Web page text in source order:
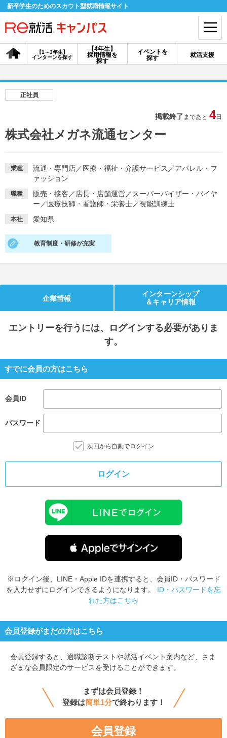
新卒学生のためのスカウト型就職情報サイト
【4年生】
採用情報を
探す
【1～3年生】
インターンを探す
イベントを
探す
就活支援
会員登録 ログイン
就活ノウハウ・サポート
就活支援
適職診断
あなたに合う仕事を診断！
就活チャンネル
動画で対策講座をチェック
正社員
掲載終了 まであと 4日
株式会社メガネ流通センター
業種 流通・専門店／ 医療・福祉・介護サービス ／アパレル・フ
ァッション
職種 販売・接客 ／ 店長・店舗運営／ スーパーバイザー・バイヤ
ー ／ 医療技師・看護師・栄養士／視能訓練士
本社 愛知県
教育制度・研修が充実
企業情報
インターンシップ
＆キャリア情報
エントリーを行うには、ログインする必要がありま
す。
すでに会員の方はこちら
会員ID
パスワード
次回から自動でログイン
ログイン
※ログイン後、LINE・Apple IDを連携すると、会員ID・パスワード
を入力せずにログインできるようになります。 ID・パスワードを忘
れた方はこちら
会員登録がまだの方はこちら
会員登録すると、 適職診断テストや就活イベント案内など、さま
ざまな会員限定のサービスを受けることができます。
まずは会員登録！
登録は簡単1分で終わります！
会員登録